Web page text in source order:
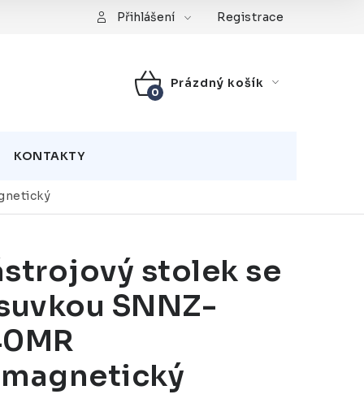
Přihlášení Registrace
NÁKUPNÍ
Prázdný košík
KONTAKTY
stolek se
SNNZ-